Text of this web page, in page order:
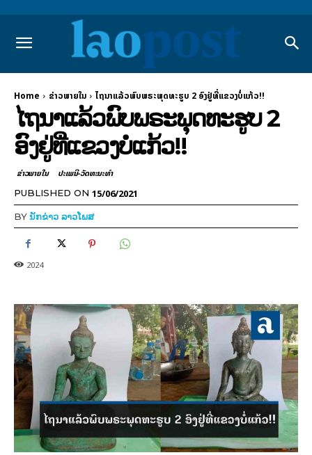
Home ຂ່າວພາຍ​ໃນ ໄຖນາແລ້ວພົບພຣະພຸດທະຮູບ 2 ອົງຢູ່ທີ່ແຂວງບໍ່ແກ້ວ!!
ໄຖນາແລ້ວພົບພຣະພຸດທະຮູບ 2
ອົງຢູ່ທີ່ແຂວງບໍ່ແກ້ວ!!
ຂ່າວພາຍ​ໃນ ປະເພນີ-ວັດທະນະທຳ
PUBLISHED ON 15/06/2021
BYນັກຂ່າວ ລາວໂພສ
2024